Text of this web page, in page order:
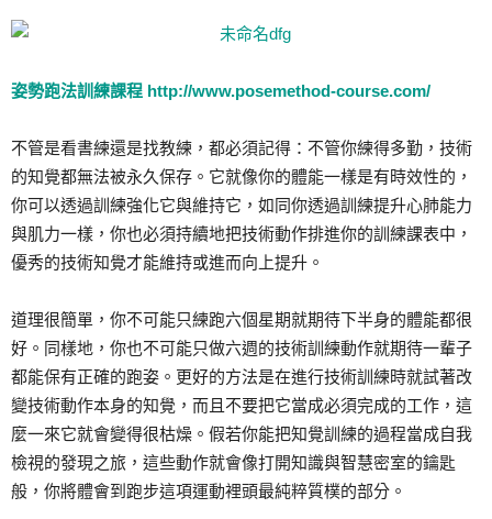
姿勢跑法訓練課程 http://www.posemethod-course.com/
不管是看書練還是找教練，都必須記得：不管你練得多勤，技術
的知覺都無法被永久保存。它就像你的體能一樣是有時效性的，
你可以透過訓練強化它與維持它，如同你透過訓練提升心肺能力
與肌力一樣，你也必須持續地把技術動作排進你的訓練課表中，
優秀的技術知覺才能維持或進而向上提升。
道理很簡單，你不可能只練跑六個星期就期待下半身的體能都很
好。同樣地，你也不可能只做六週的技術訓練動作就期待一輩子
都能保有正確的跑姿。更好的方法是在進行技術訓練時就試著改
變技術動作本身的知覺，而且不要把它當成必須完成的工作，這
麼一來它就會變得很枯燥。假若你能把知覺訓練的過程當成自我
檢視的發現之旅，這些動作就會像打開知識與智慧密室的鑰匙
般，你將體會到跑步這項運動裡頭最純粹質樸的部分。